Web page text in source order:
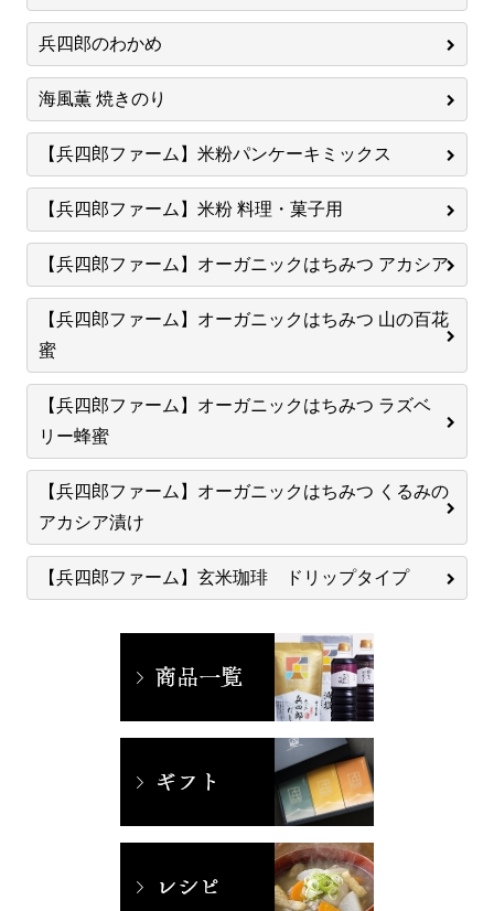
兵四郎のわかめ
海風薫 焼きのり
【兵四郎ファーム】米粉パンケーキミックス
【兵四郎ファーム】米粉 料理・菓子用
【兵四郎ファーム】オーガニックはちみつ アカシア
【兵四郎ファーム】オーガニックはちみつ 山の百花
蜜
【兵四郎ファーム】オーガニックはちみつ ラズベ
リー蜂蜜
【兵四郎ファーム】オーガニックはちみつ くるみの
アカシア漬け
【兵四郎ファーム】玄米珈琲 ドリップタイプ